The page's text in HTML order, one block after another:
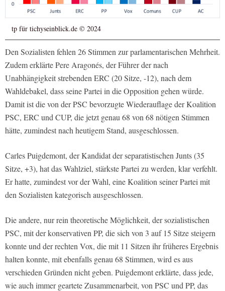
tp für tichyseinblick.de © 2024
Den Sozialisten fehlen 26 Stimmen zur parlamentarischen Mehrheit.
Zudem erklärte Pere Aragonés, der Führer der nach
Unabhängigkeit strebenden ERC (20 Sitze, -12), nach dem
Wahldebakel, dass seine Partei in die Opposition gehen würde.
Damit ist die von der PSC bevorzugte Wiederauflage der Koalition
PSC, ERC und CUP, die jetzt genau 68 von 68 nötigen Stimmen
hätte, zumindest nach heutigem Stand, ausgeschlossen.
Carles Puigdemont, der Kandidat der separatistischen Junts (35
Sitze, +3), hat das Wahlziel, stärkste Partei zu werden, klar verfehlt.
Er hatte, zumindest vor der Wahl, eine Koalition seiner Partei mit
den Sozialisten kategorisch ausgeschlossen.
Die andere, nur rein theoretische Möglichkeit, der sozialistischen
PSC, mit der konservativen PP, die sich von 3 auf 15 Sitze steigern
konnte und der rechten Vox, die mit 11 Sitzen ihr früheres Ergebnis
halten konnte, mit ebenfalls genau 68 Stimmen, wird es aus
verschieden Gründen nicht geben. Puigdemont erklärte, dass jede,
wie auch immer geartete Zusammenarbeit, von PSC und PP, das